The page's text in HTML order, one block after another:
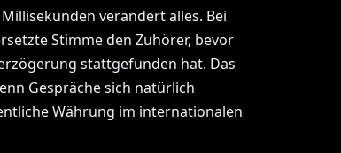
verändert alles. Bei
Stimme den Zuhörer, bevor
stattgefunden hat. Das
Gespräche sich natürlich
Währung im internationalen